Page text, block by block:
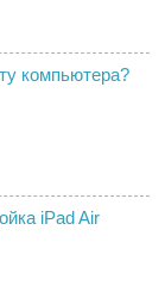
компьютера?
iPad Air